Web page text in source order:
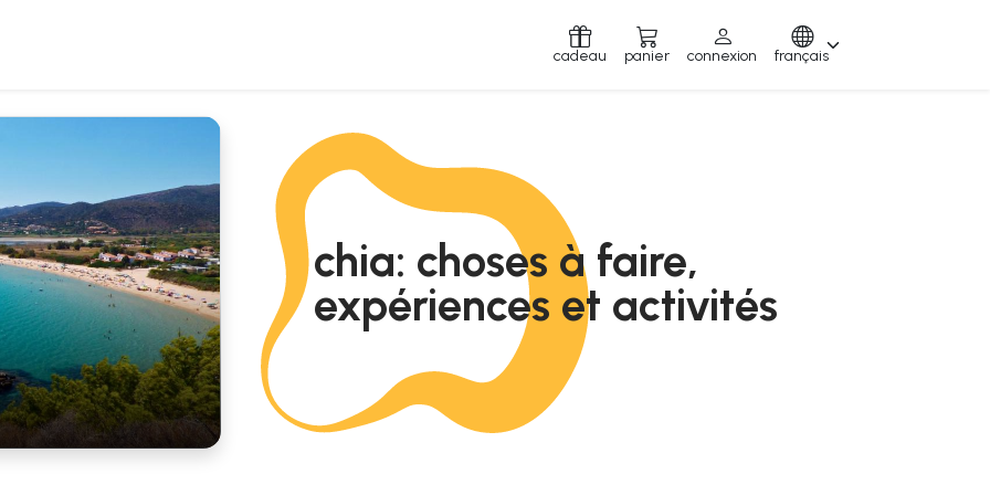
cadeau panier connexion français
chia: choses à faire,
expériences et activités